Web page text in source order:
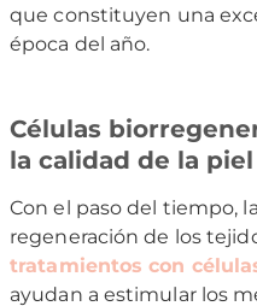
que constituyen una
época del año.
Células
la calidad de la piel
Con el paso del tiempo,
regeneración de los
tratamientos con
ayudan a estimular los